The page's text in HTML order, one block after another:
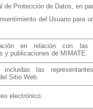
de Protección de Datos, en
del Usuario para
en relación con las
y publicaciones de MIMATE.
incluidas las
Sitio Web.
electrónico.